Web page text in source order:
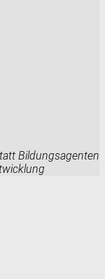
Bildungsagenten